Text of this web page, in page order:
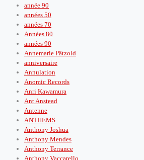
année 90
années 50
années 70
Années 80
années 90
Annemarie Pätzold
anniversaire
Annulation
Anomic Records
Anri Kawamura
Ant Anstead
Antenne
ANTHEMS
Anthony Joshua
Anthony Mendes
Anthony Terrance
Anthony Vaccarello